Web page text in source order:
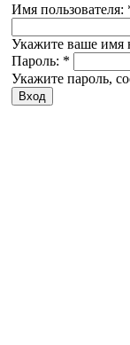
Имя пользователя:
Укажите ваше имя
Пароль: *
Укажите пароль,